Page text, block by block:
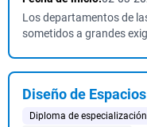
Los departamentos de
sometidos a grandes
Diseño de
Diploma de especialización